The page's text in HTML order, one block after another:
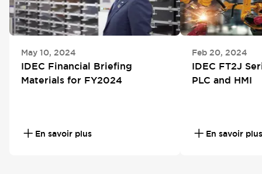
May 10, 2024
IDEC Financial Briefing
Materials for FY2024
En savoir plus
Feb 20, 2024
IDEC FT2J
PLC and HMI
En savoir plus